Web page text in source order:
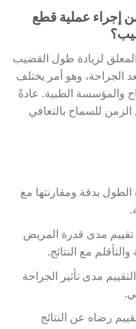
إجراء عملية قطع
المعلق لزيادة طول القضيب
الجراحة، وهو أمر يختلف
والمؤسسة الطبية. عادةً
الزمن للسماح بالتعافي
الطول بدقة ومقارنتها مع
تقييم مدى قدرة المريض
مع النتائج.
مدى تأثير الجراحة
رضاه عن النتائج